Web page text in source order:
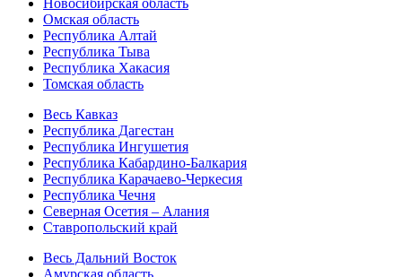
Новосибирская область
Омская область
Республика Алтай
Республика Тыва
Республика Хакасия
Томская область
Весь Кавказ
Республика Дагестан
Республика Ингушетия
Республика Кабардино-Балкария
Республика Карачаево-Черкесия
Республика Чечня
Северная Осетия – Алания
Ставропольский край
Весь Дальний Восток
Амурская область